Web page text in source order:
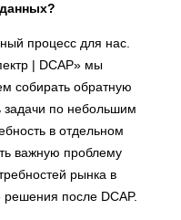
процесс для нас.
| DCAP» мы
собирать обратную
задачи по небольшим
в отдельном
важную проблему
рынка в
после DCAP.